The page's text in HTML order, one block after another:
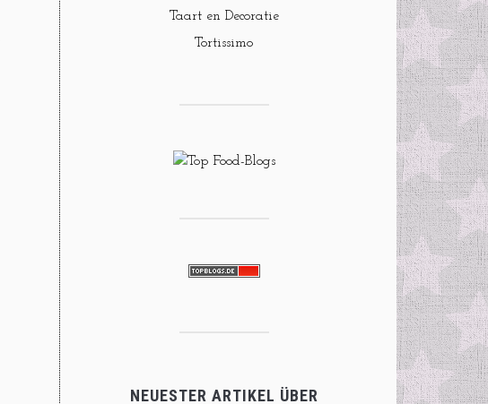
Taart en Decoratie
Tortissimo
NEUESTER ARTIKEL ÜBER